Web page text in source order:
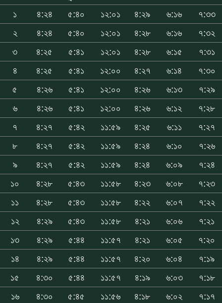
১
৪:২৪ ৫:৪০ ১২:০১ ৪:২৯ ৬:১৬
৭:৩৩
২
৪:২৪ ৫:৪০ ১২:০১ ৪:২৮ ৬:১৬
৭:৩২
৩
৪:২৫ ৫:৪১ ১২:০১ ৪:২৮ ৬:১৫
৭:৩১
৪
৪:২৫ ৫:৪১ ১২:০০ ৪:২৭ ৬:১৪
৭:৩০
৫
৪:২৬ ৫:৪১ ১২:০০ ৪:২৬ ৬:১৩
৭:২৯
৬
৪:২৬ ৫:৪১ ১২:০০ ৪:২৬ ৬:১২
৭:২৮
৭
৪:২৭ ৫:৪২ ১১:৫৯ ৪:২৫ ৬:১১
৭:২৭
৮
৪:২৭ ৫:৪২ ১১:৫৯ ৪:২৪ ৬:১০
৭:২৬
৯
৪:২৭ ৫:৪২ ১১:৫৯ ৪:২৪ ৬:০৯
৭:২৪
১০
৪:২৮ ৫:৪৩ ১১:৫৮ ৪:২৩ ৬:০৮
৭:২৩
১১
৪:২৮ ৫:৪৩ ১১:৫৮ ৪:২২ ৬:০৭
৭:২২
১২
৪:২৯ ৫:৪৩ ১১:৫৮ ৪:২১ ৬:০৬
৭:২১
১৩
৪:২৯ ৫:৪৪ ১১:৫৭ ৪:২১ ৬:০৫
৭:২০
১৪
৪:২৯ ৫:৪৪ ১১:৫৭ ৪:২০ ৬:০৪
৭:১৯
১৫
৪:৩০ ৫:৪৪ ১১:৫৭ ৪:১৯ ৬:০৩
৭:১৮
১৬
৪:৩০ ৫:৪৫ ১১:৫৬ ৪:১৮ ৬:০২
৭:১৭